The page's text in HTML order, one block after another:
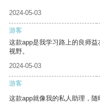
2024-05-03
游客
这款app是我学习路上的良师
视野。
2024-05-03
游客
这款app就像我的私人助理，随